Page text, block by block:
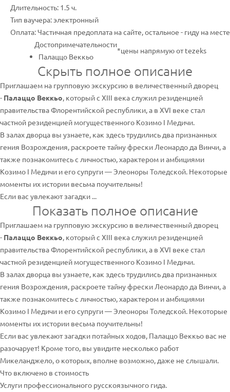
Длительность: 1.5 ч.
Тип ваучера: электронный
Оплата: Частичная предоплата на сайте, остальное - гиду на месте
Достопримечательности
Палаццо Веккьо
*цены напрямую от tezeks
Скрыть полное описание
Приглашаем на групповую экскурсию в величественный дворец
- Палаццо Веккьо, который с XIII века служил резиденцией
правительства Флорентийской республики, а в XVI веке стал
частной резиденцией могущественного Козимо I Медичи.
В залах дворца вы узнаете, как здесь трудились два признанных
гения Возрождения, раскроете тайну фрески Леонардо да Винчи, а
также познакомитесь с личностью, характером и амбициями
Козимо I Медичи и его супруги — Элеоноры Толедской. Некоторые
моменты их истории весьма поучительны!
Если вас увлекают загадки ...
Показать полное описание
Приглашаем на групповую экскурсию в величественный дворец
- Палаццо Веккьо, который с XIII века служил резиденцией
правительства Флорентийской республики, а в XVI веке стал
частной резиденцией могущественного Козимо I Медичи.
В залах дворца вы узнаете, как здесь трудились два признанных
гения Возрождения, раскроете тайну фрески Леонардо да Винчи, а
также познакомитесь с личностью, характером и амбициями
Козимо I Медичи и его супруги — Элеоноры Толедской. Некоторые
моменты их истории весьма поучительны!
Если вас увлекают загадки потайных ходов, Палаццо Веккьо вас не
разочарует! Кроме того, вы увидите несколько работ
Микеланджело, о которых, вполне возможно, даже не слышали.
Что включено в стоимость
Услуги профессионального русскоязычного гида.